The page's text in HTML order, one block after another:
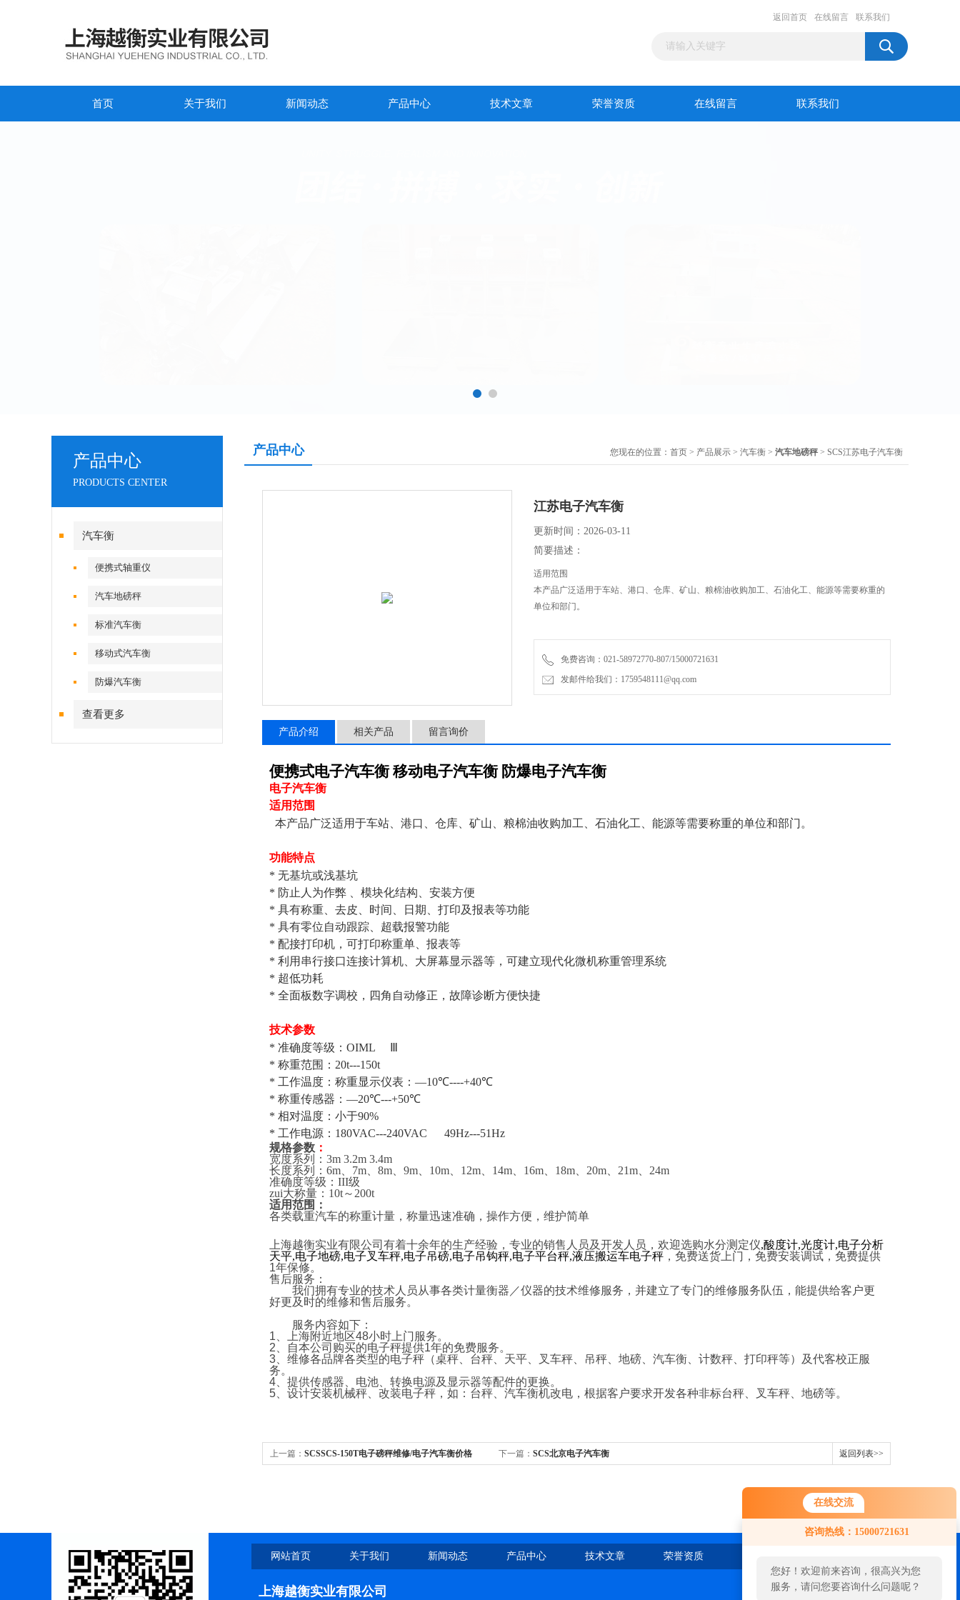
在线交流
咨询热线：15000721631
您好！欢迎前来咨询，很高兴为您
服务，请问您要咨询什么问题呢？
返回首页 在线留言 联系我们
首页 关于我们 新闻动态 产品中心 技术文章 荣誉资质 在线留言 联系我们
产品中心
PRODUCTS CENTER
汽车衡
便携式轴重仪
汽车地磅秤
标准汽车衡
移动式汽车衡
防爆汽车衡
查看更多
产品中心 您现在的位置： 首页 > 产品展示 > 汽车衡 > 汽车地磅秤> SCS江苏电子汽车衡
江苏电子汽车衡
更新时间：2026-03-11
简要描述：
适用范围
本产品广泛适用于车站、港口、仓库、矿山、粮棉油收购加工、石油化工、能源等需要称重的
单位和部门。
免费咨询：021-58972770-807/15000721631
发邮件给我们：1759548111@qq.com
产品介绍 相关产品 留言询价
便携式电子汽车衡 移动电子汽车衡 防爆电子汽车衡
电子汽车衡
适用范围
本产品广泛适用于车站、港口、仓库、矿山、粮棉油收购加工、石油化工、能源等需要称重的单位和部门。
功能特点
* 无基坑或浅基坑
* 防止人为作弊
、模块化结构、安装方便
* 具有称重、去皮、时间、日期、打印及报表等功能
* 具有零位自动跟踪、超载报警功能
* 配接打印机，可打印称重单、报表等
* 利用串行接口连接计算机、大屏幕显示器等，可建立现代化微机称重管理系统
* 超低功耗
* 全面板数字调校，四角自动修正，故障诊断方便快捷
技术参数
* 准确度等级： OIML Ⅲ
* 称重范围： 20t---150t
* 工作温度：称重显示仪表： —10℃----+40℃
* 称重传感器： —20℃---+50℃
* 相对温度：小于90%
* 工作电源： 180VAC---240VAC 49Hz---51Hz
规格参数 ：
宽度系列： 3m 3.2m 3.4m
长度系列： 6m 7m 8m 9m 10m 12m 14m 16m 18m 20m 21m
24m
准确度等级： III级
zui大称量： 10t～ 200t
适用范围：
各类载重汽车的称重计量，称量迅速准确，操作方便，维护简单
上海越衡实业有限公司有着十余年的生产经验，专业的销售人员及开发人员，欢迎选购水分测定仪,酸度计,光度计,电子分析
天平,电子地磅,电子叉车秤,电子吊磅,电子吊钩秤,电子平台秤,液压搬运车电子秤 ，免费送货上门，免费安装调试，免费提供
1年保修。
售后服务：
我们拥有专业的技术人员从事各类计量衡器／仪器的技术维修服务，并建立了专门的维修服务队伍，能提供给客户更
好更及时的维修和售后服务。
服务内容如下：
1 、上海附近地区48小时上门服务。
2 、自本公司购买的电子秤提供1年的免费服务。
3 、维修各品牌各类型的电子秤（桌秤、台秤、天平、叉车秤、吊秤、地磅、汽车衡、计数秤、打印秤等）及代客校正服
务。
4 、提供传感器、电池、转换电源及显示器等配件的更换。
5 、设计安装机械秤、改装电子秤，如：台秤、汽车衡机改电，根据客户要求开发各种非标台秤、叉车秤、地磅等。
上一篇： SCSSCS-150T电子磅秤维修/电子汽车衡价格 下一篇： SCS北京电子汽车衡 返回列表>>
网站首页 关于我们 新闻动态 产品中心 技术文章 荣誉资质
上海越衡实业有限公司